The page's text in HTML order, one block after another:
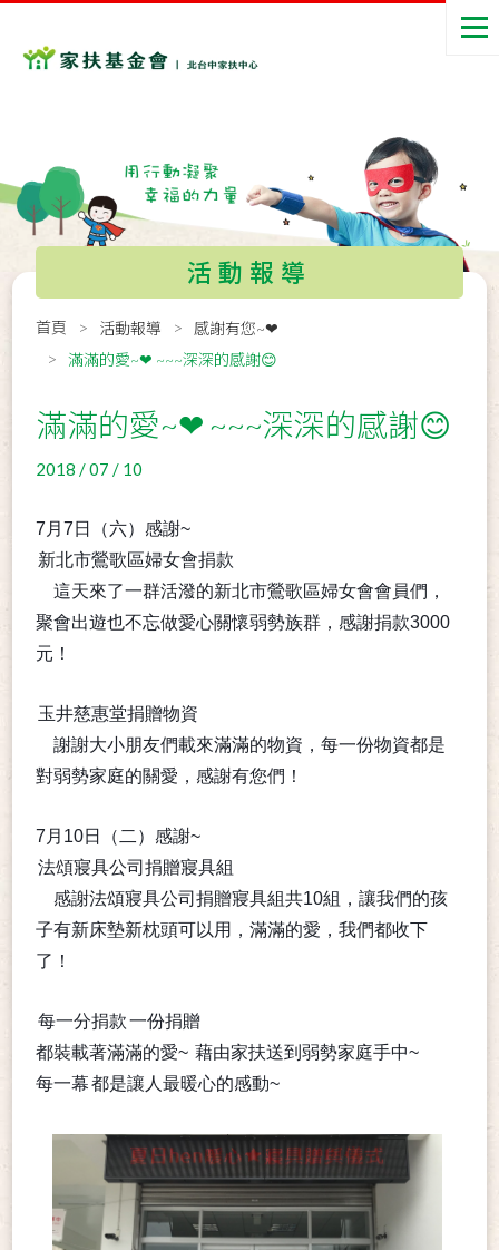
活動報導
首頁 活動報導
感謝有您~❤
滿滿的愛~❤ ~~~深深的感謝😊
滿滿的愛~❤ ~~~深深的感謝😊
2018 / 07 / 10
7月7日（六）感謝~
新北市鶯歌區婦女會捐款
這天來了一群活潑的新北市鶯歌區婦女會會員們，
聚會出遊也不忘做愛心關懷弱勢族群，感謝捐款3000
元！
玉井慈惠堂捐贈物資
謝謝大小朋友們載來滿滿的物資，每一份物資都是
對弱勢家庭的關愛，感謝有您們！
7月10日（二）感謝~
法頌寢具公司捐贈寢具組
感謝法頌寢具公司捐贈寢具組共10組，讓我們的孩
子有新床墊新枕頭可以用，滿滿的愛，我們都收下
了！
每一分捐款 一份捐贈
都裝載著滿滿的愛~ 藉由家扶送到弱勢家庭手中~
每一幕 都是讓人最暖心的感動~